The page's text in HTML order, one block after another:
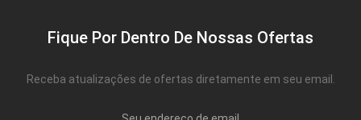
Fique Por Dentro De Nossas Ofertas
Receba atualizações de ofertas diretamente em seu email.